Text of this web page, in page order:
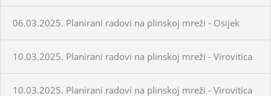
06.03.2025. Planirani radovi na plinskoj mreži - Osijek
10.03.2025. Planirani radovi na plinskoj mreži - Virovitica
10.03.2025. Planirani radovi na plinskoj mreži - Virovitica